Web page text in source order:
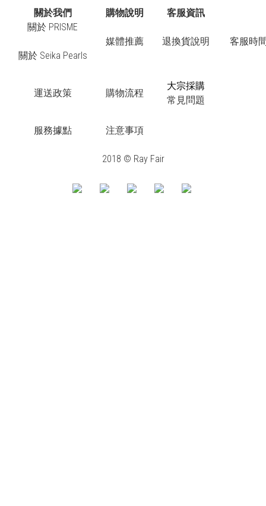
關於我們 購物說明
客服資訊
關於 PRISME
關於 Seika Pearls
媒體推薦 退換貨說明 客服時
運送政策 購物流程
大宗採購
常見問題
服務據點 注意事項
2018 © Ray Fair